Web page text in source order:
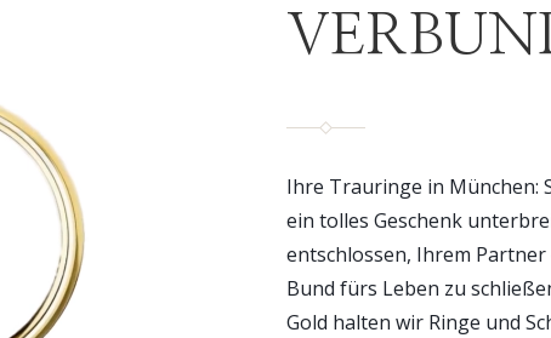
Ihre Trauringe in München:
ein tolles Geschenk
entschlossen, Ihrem
Bund fürs Leben zu
Gold halten wir Ringe und